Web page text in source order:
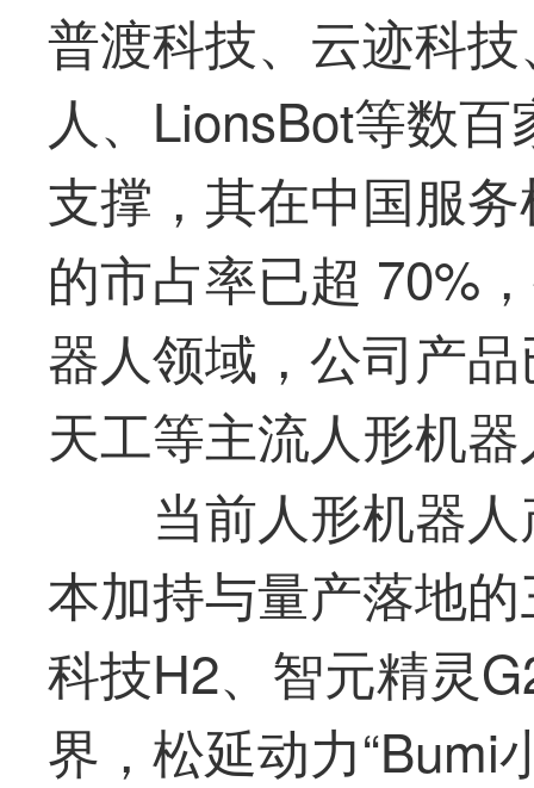
普渡科技、云迹科
人、LionsBot等数
支撑，其在中国服
的市占率已超 70%
器人领域，公司产
天工等主流人形机
当前人形机器
本加持与量产落地
科技H2、智元精灵
界，松延动力“Bumi